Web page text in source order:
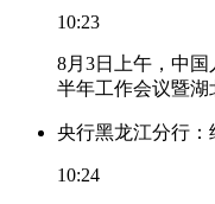
10:23
8月3日上午，中
半年工作会议暨湖
央行黑龙江分行
10:24